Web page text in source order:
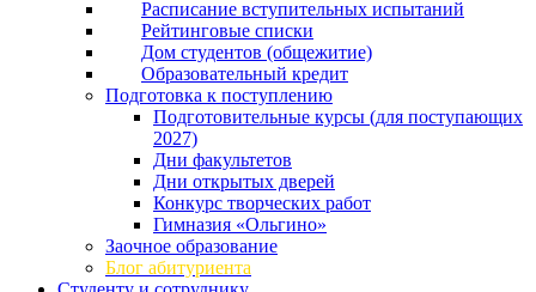
Расписание вступительных испытаний
Рейтинговые списки
Дом студентов (общежитие)
Образовательный кредит
Подготовка к поступлению
Подготовительные курсы (для поступающих
2027)
Дни факультетов
Дни открытых дверей
Конкурс творческих работ
Гимназия «Ольгино»
Заочное образование
Блог абитуриента